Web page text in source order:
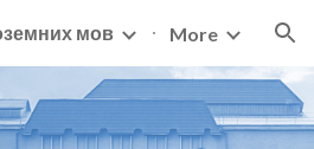
мов More